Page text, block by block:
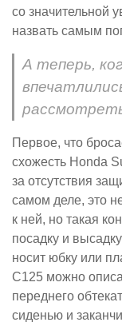
со значительной
назвать самым
А теперь,
Первое, что
схожесть Honda
за отсутствия
самом деле, это
к ней, но такая
посадку и
носит юбку или
C125 можно
переднего
сиденью и